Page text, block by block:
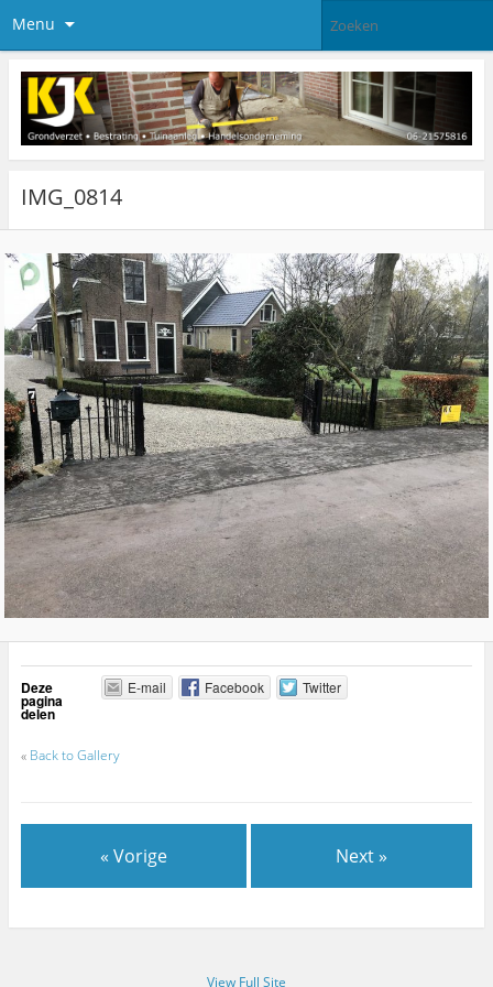
Menu
IMG_0814
Deze
pagina
delen
E-mail Facebook Twitter
« Back to Gallery
« Vorige Next »
View Full Site